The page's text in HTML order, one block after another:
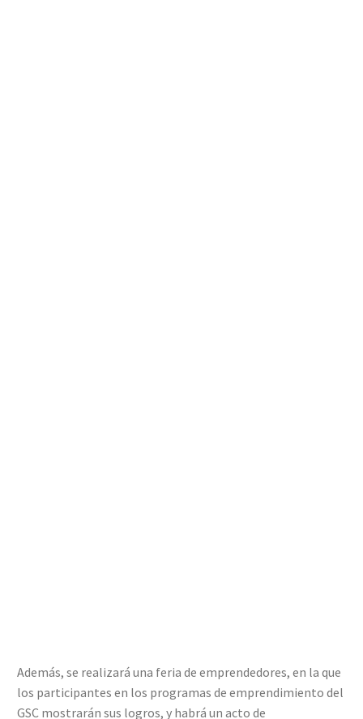
Además, se realizará una feria de emprendedores, en la que
los participantes en los programas de emprendimiento del
GSC mostrarán sus logros, y habrá un acto de